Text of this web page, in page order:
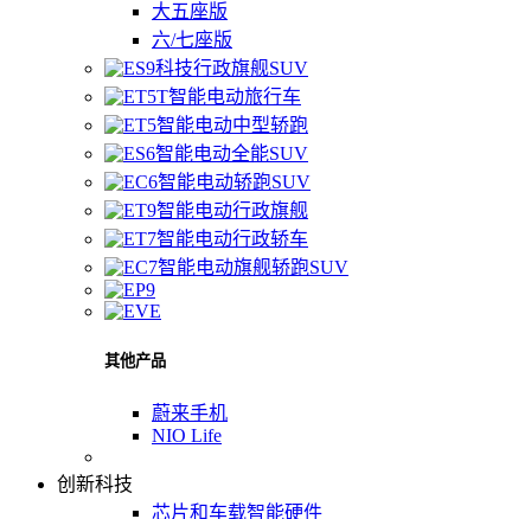
大五座版
六/七座版
科技行政旗舰SUV
智能电动旅行车
智能电动中型轿跑
智能电动全能SUV
智能电动轿跑SUV
智能电动行政旗舰
智能电动行政轿车
智能电动旗舰轿跑SUV
其他产品
蔚来手机
NIO Life
创新科技
芯片和车载智能硬件